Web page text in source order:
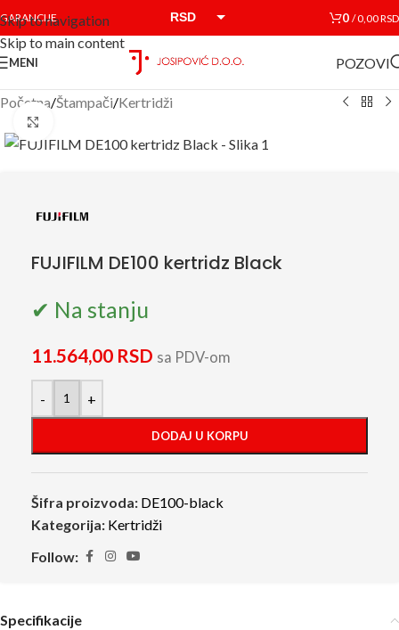
Skip to navigation
Skip to main content
GARANCIJE RSD 0 /0,00RSD
MENI POZOVI
Početna/Štampači/Kertridži
FUJIFILM DE100 kertridz Black
✔ Na stanju
11.564,00 RSD sa PDV-om
- +
DODAJ U KORPU
Šifra proizvoda: DE100-black
Kategorija: Kertridži
Follow:
Specifikacije